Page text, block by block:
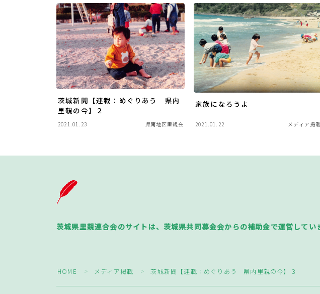
茨城新聞【連載：めぐりあう 県内
里親の今】２
2021.01.23 県南地区里親会
家族になろうよ
2021.01.22 メディア掲載
茨城県里親連合会のサイトは、茨城県共同募金会からの補助金で運営してい
HOME ＞ メディア掲載 ＞ 茨城新聞【連載：めぐりあう 県内里親の今】３